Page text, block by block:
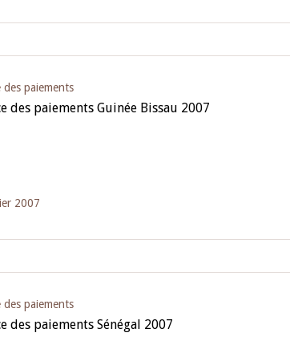
des paiements
des paiements Guinée Bissau 2007
2007
des paiements
des paiements Sénégal 2007